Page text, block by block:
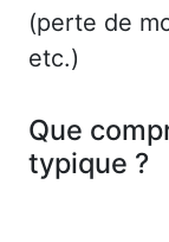
(perte de
etc.)
Que
typique ?